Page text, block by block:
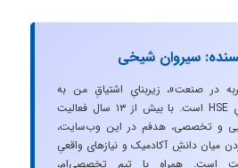
سیروان شیخی
در صنعت»، زیربنایِ اشتیاقِ من به
دنیایِ HSE است. با بیش از ۱۳ سال فعالیت
و تخصصی، هدفم در این وب‌سایت،
میان دانشِ آکادمیک و نیازهای واقعیِ
است. همراه با تیم تخصصی‌ام،